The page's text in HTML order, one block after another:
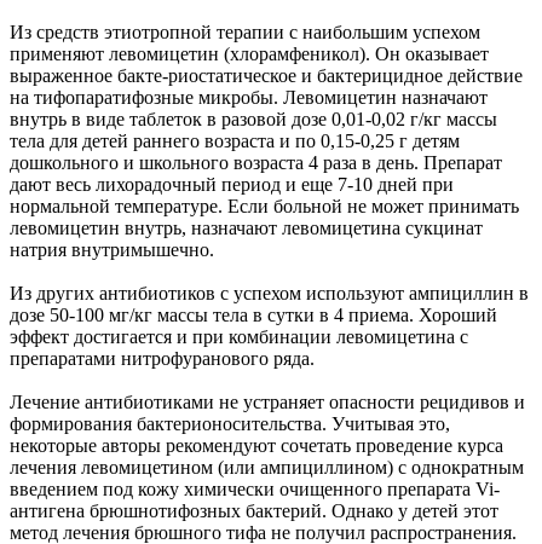
Из средств этиотропной терапии с наибольшим успехом
применяют левомицетин (хлорамфеникол). Он оказывает
выраженное бакте-риостатическое и бактерицидное действие
на тифопаратифозные микробы. Левомицетин назначают
внутрь в виде таблеток в разовой дозе 0,01-0,02 г/кг массы
тела для детей раннего возраста и по 0,15-0,25 г детям
дошкольного и школьного возраста 4 раза в день. Препарат
дают весь лихорадочный период и еще 7-10 дней при
нормальной температуре. Если больной не может принимать
левомицетин внутрь, назначают левомицетина сукцинат
натрия внутримышечно.
Из других антибиотиков с успехом используют ампициллин в
дозе 50-100 мг/кг массы тела в сутки в 4 приема. Хороший
эффект достигается и при комбинации левомицетина с
препаратами нитрофуранового ряда.
Лечение антибиотиками не устраняет опасности рецидивов и
формирования бактерионосительства. Учитывая это,
некоторые авторы рекомендуют сочетать проведение курса
лечения левомицетином (или ампициллином) с однократным
введением под кожу химически очищенного препарата Vi-
антигена брюшнотифозных бактерий. Однако у детей этот
метод лечения брюшного тифа не получил распространения.